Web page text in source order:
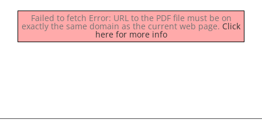
Failed to fetch Error: URL to the PDF file must be on
exactly the same domain as the current web page. Click
here for more info